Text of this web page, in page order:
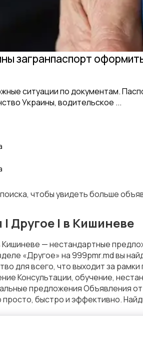
загранпаспорт
ситуации по документам.
Украины, водительское ...
чтобы увидеть больше
Другое | в Кишиневе
Кишиневе — нестандартные
«Другое» на 999pmr.md вы
для всего, что выходит за
Консультации, обучение,
предложения Объявления
быстро и эффективно.